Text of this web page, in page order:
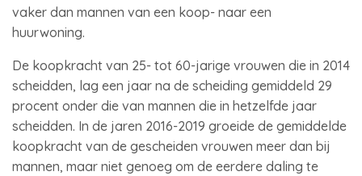
vaker dan mannen van een koop- naar een
huurwoning.
De koopkracht van 25- tot 60-jarige vrouwen die in 2014
scheidden, lag een jaar na de scheiding gemiddeld 29
procent onder die van mannen die in hetzelfde jaar
scheidden. In de jaren 2016-2019 groeide de gemiddelde
koopkracht van de gescheiden vrouwen meer dan bij
mannen, maar niet genoeg om de eerdere daling te